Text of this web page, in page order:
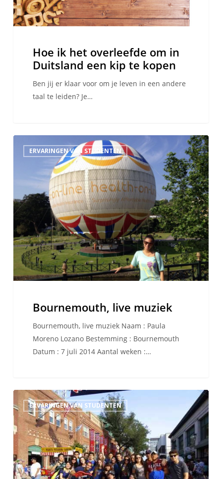
een
kip
Hoe ik het overleefde om in
Duitsland een kip te kopen
Ben jij er klaar voor om je leven in een andere
taal te leiden? Je…
ERVARINGEN VAN STUDENTEN
Bournemouth, live muziek
Bournemouth, live muziek Naam : Paula
Moreno Lozano Bestemming : Bournemouth
Datum : 7 juli 2014 Aantal weken :…
heb
een
ervaring
die
ik
ERVARINGEN VAN STUDENTEN